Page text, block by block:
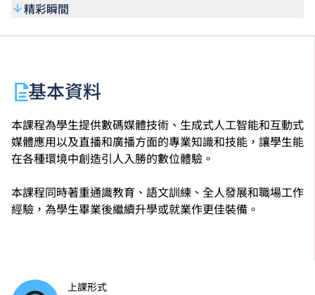
精彩瞬間
基本資料
本課程為學生提供數碼媒體技術、生成式人工智能和互動式
媒體應用以及直播和廣播方面的專業知識和技能，讓學生能
在各種環境中創造引人入勝的數位體驗。
本課程同時著重通識教育、語文訓練、全人發展和職場工作
經驗，為學生畢業後繼續升學或就業作更佳裝備。
上課形式